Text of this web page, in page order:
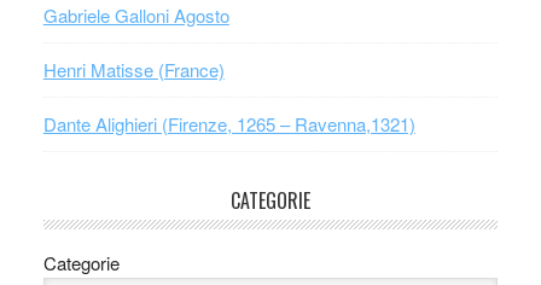
Gabriele Galloni Agosto
Henri Matisse (France)
Dante Alighieri (Firenze, 1265 – Ravenna,1321)
CATEGORIE
Categorie